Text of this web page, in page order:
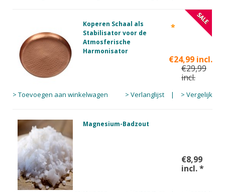
Koperen Schaal als
Stabilisator voor de
Atmosferische
Harmonisator
€24,99 incl.
*
€29,99
incl.
> Toevoegen aan winkelwagen > Verlanglijst | > Vergelijk
Magnesium-Badzout
€8,99
incl.*